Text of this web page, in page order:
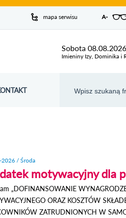
mapa serwisu A-
Sobota 08.08.2026
Imieniny Izy, Dominika i
/ Środa
motywacyjny dla
„DOFINANSOWANIE
ORAZ KOSZTÓW
ZATRUDNIONYCH W